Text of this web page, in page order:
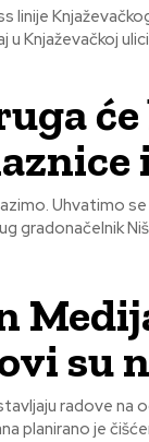
linije
Knjaževačkoj
Uhvatimo
gradonačelnik
su
radove na
planirano je